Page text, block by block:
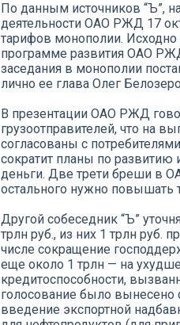
По данным источников “Ъ”,
деятельности ОАО РЖД 17
тарифов монополии. Исходно
программе развития ОАО
заседания в монополии
лично ее глава Олег
В презентации ОАО РЖД
грузоотправителей, что на
согласованы с
сократит планы по развитию
деньги. Две трети бреши в
остального нужно повышать
Другой собеседник “Ъ”
трлн руб., из них 1 трлн руб.
числе сокращение
еще около 1 трлн — на
кредитоспособности,
голосование было
введение экспортной